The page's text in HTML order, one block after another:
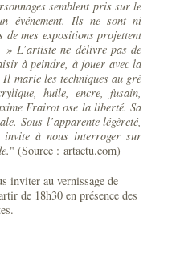
semblent pris sur le
événement. Ils ne sont ni
mes expositions projettent
L’artiste ne délivre pas de
à peindre, à jouer avec la
marie les techniques au gré
huile, encre, fusain,
Frairot ose la liberté. Sa
Sous l’apparente légèreté,
invite à nous interroger sur
" (Source : artactu.com)
inviter au vernissage de
de 18h30 en présence des